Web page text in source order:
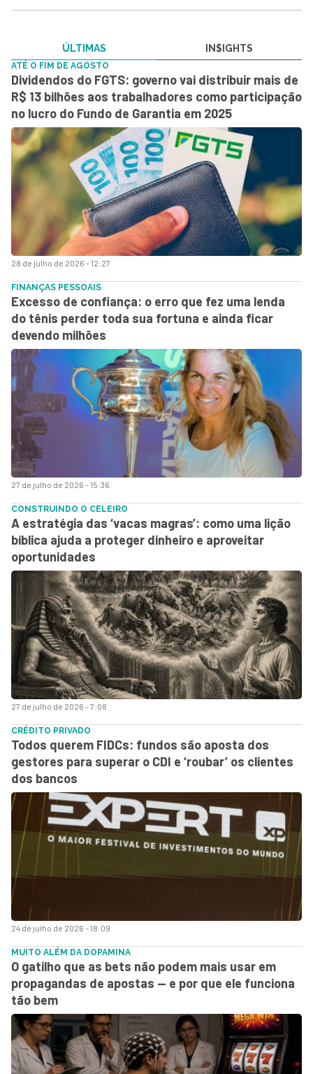
ÚLTIMAS IN$IGHTS
28 de julho de 2026 - 12:27
ATÉ O FIM DE AGOSTO
Dividendos do FGTS: governo vai distribuir mais de
R$ 13 bilhões aos trabalhadores como participação
no lucro do Fundo de Garantia em 2025
27 de julho de 2026 - 15:36
FINANÇAS PESSOAIS
Excesso de confiança: o erro que fez uma lenda
do tênis perder toda sua fortuna e ainda ficar
devendo milhões
27 de julho de 2026 - 7:08
CONSTRUINDO O CELEIRO
A estratégia das ‘vacas magras’: como uma lição
bíblica ajuda a proteger dinheiro e aproveitar
oportunidades
24 de julho de 2026 - 18:09
CRÉDITO PRIVADO
Todos querem FIDCs: fundos são aposta dos
gestores para superar o CDI e ‘roubar’ os clientes
dos bancos
MUITO ALÉM DA DOPAMINA
O gatilho que as bets não podem mais usar em
propagandas de apostas — e por que ele funciona
tão bem